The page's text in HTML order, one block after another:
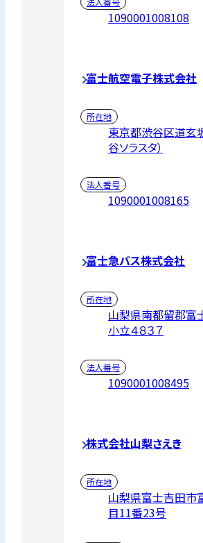
1090001008108
富士航空電子株式会社
所在地
東京都渋谷区道玄
谷ソラスタ）
法人番号
1090001008165
富士急バス株式会社
所在地
山梨県南都留郡富
小立４８３７
法人番号
1090001008495
株式会社山梨さえき
所在地
山梨県富士吉田市
目11番23号